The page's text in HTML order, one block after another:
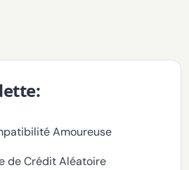
Amoureuse
de Crédit Aléatoire